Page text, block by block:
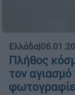
Ελλάδα|
Πλήθος
τον